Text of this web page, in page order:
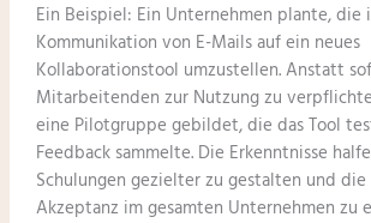
Ein Beispiel: Ein Unternehmen plante, die
Kommunikation von E-Mails auf ein neues
Kollaborationstool umzustellen. Anstatt
Mitarbeitenden zur Nutzung zu
eine Pilotgruppe gebildet, die das Tool
Feedback sammelte. Die Erkenntnisse
Schulungen gezielter zu gestalten und die
Akzeptanz im gesamten Unternehmen zu